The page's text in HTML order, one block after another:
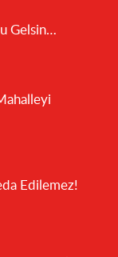
Uğurlu Gelsin…
Edilemez!